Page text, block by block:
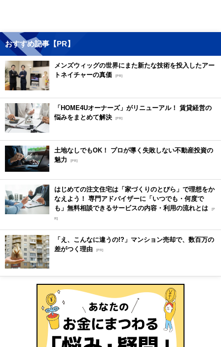
おすすめ記事【PR】
メンズウィッグの世界にまた新たな技術を投入したアー
トネイチャーの真価
[PR]
「HOME4Uオーナーズ」がリニューアル！ 賃貸経営の
悩みをまとめて解決 [PR]
土地なしでもOK！ プロが導く失敗しない不動産投資の
魅力
[PR]
はじめての注文住宅は「家づくりのとびら」で理想をか
なえよう！ 専門アドバイザーに「いつでも・何度で
も」無料相談できるサービスの内容・利用の流れとは [P
R]
「え、こんなに違うの!?」マンション売却で、数百万の
差がつく理由 [PR]